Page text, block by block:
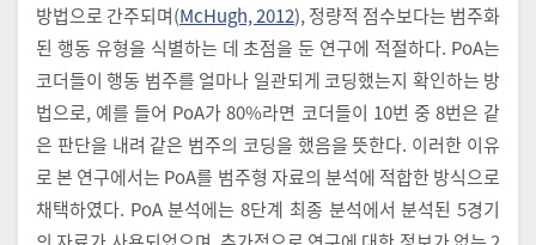
방법으로 간주되며(McHugh, 2012), 정량적 점수보다는 범주화
된 행동 유형을 식별하는 데 초점을 둔 연구에 적절하다. PoA는
코더들이 행동 범주를 얼마나 일관되게 코딩했는지 확인하는 방
법으로, 예를 들어 PoA가 80%라면 코더들이 10번 중 8번은 같
은 판단을 내려 같은 범주의 코딩을 했음을 뜻한다. 이러한 이유
로 본 연구에서는 PoA를 범주형 자료의 분석에 적합한 방식으로
채택하였다. PoA 분석에는 8단계 최종 분석에서 분석된 5경기